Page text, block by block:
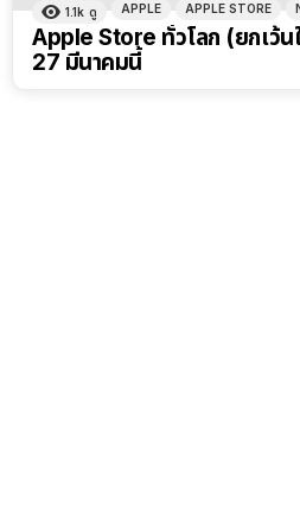
1.1k ดู APPLE APPLE STORE
Apple Store ทั่วโลก (ยกเว้น
27 มีนาคมนี้